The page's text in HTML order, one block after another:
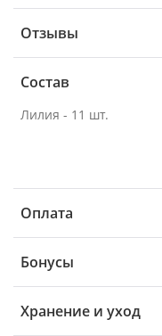
Отзывы
Состав
Лилия - 11 шт.
Оплата
Бонусы
Хранение и уход